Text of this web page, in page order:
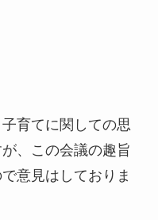
育てに関しての思
、この会議の趣旨
意見はしておりま